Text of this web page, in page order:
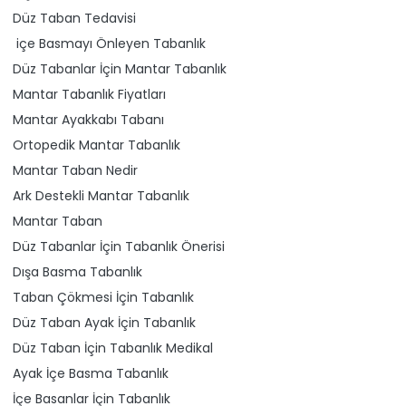
Düz Taban Tedavisi
içe Basmayı Önleyen Tabanlık
Düz Tabanlar İçin Mantar Tabanlık
Mantar Tabanlık Fiyatları
Mantar Ayakkabı Tabanı
Ortopedik Mantar Tabanlık
Mantar Taban Nedir
Ark Destekli Mantar Tabanlık
Mantar Taban
Düz Tabanlar İçin Tabanlık Önerisi
Dışa Basma Tabanlık
Taban Çökmesi İçin Tabanlık
Düz Taban Ayak İçin Tabanlık
Düz Taban İçin Tabanlık Medikal
Ayak İçe Basma Tabanlık
İçe Basanlar İçin Tabanlık